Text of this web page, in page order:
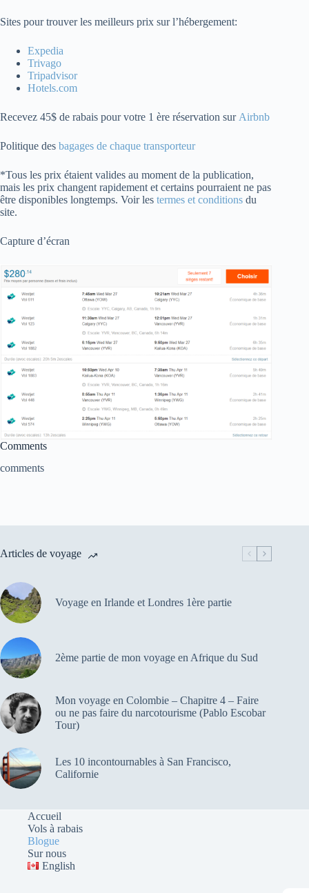
Sites pour trouver les meilleurs prix sur l’hébergement:
Expedia
Trivago
Tripadvisor
Hotels.com
Recevez 45$ de rabais pour votre 1 ère réservation sur Airbnb
Politique des bagages de chaque transporteur
*Tous les prix étaient valides au moment de la publication,
mais les prix changent rapidement et certains pourraient ne pas
être disponibles longtemps. Voir les termes et conditions du
site.
Capture d’écran
Comments
comments
Articles de voyage
Voyage en Irlande et Londres 1ère partie
2ème partie de mon voyage en Afrique du Sud
Mon voyage en Colombie – Chapitre 4 – Faire
ou ne pas faire du narcotourisme (Pablo Escobar
Tour)
Les 10 incontournables à San Francisco,
Californie
Accueil
Vols à rabais
Blogue
Sur nous
English